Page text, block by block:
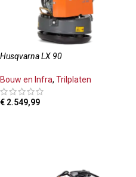
Husqvarna LX 90
Bouw en Infra, Trilplaten
€ 2.549,99